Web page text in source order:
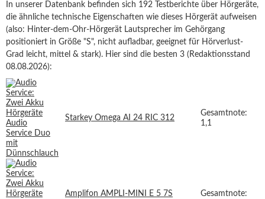
In unserer Datenbank befinden sich 192 Testberichte über Hörgeräte,
die ähnliche technische Eigenschaften wie dieses Hörgerät aufweisen
(also: Hinter-dem-Ohr-Hörgerät Lautsprecher im Gehörgang
positioniert in Größe "S", nicht aufladbar, geeignet für Hörverlust-
Grad leicht, mittel & stark). Hier sind die besten 3 (Redaktionsstand
08.08.2026):
Starkey Omega AI 24 RIC 312
Gesamtnote:
1,1
Amplifon AMPLI-MINI E 5 7S
Gesamtnote: